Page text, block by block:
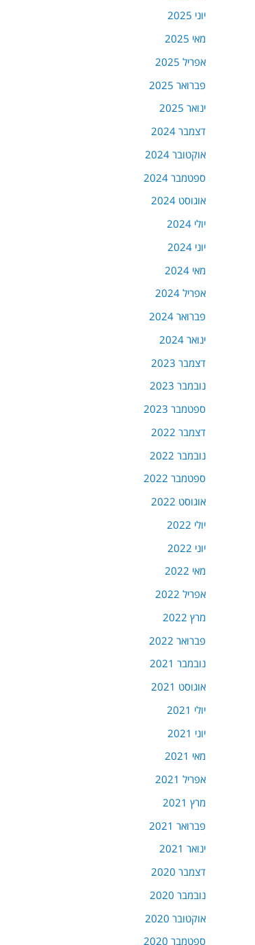
יוני 2025
מאי 2025
אפריל 2025
פברואר 2025
ינואר 2025
דצמבר 2024
אוקטובר 2024
ספטמבר 2024
אוגוסט 2024
יולי 2024
יוני 2024
מאי 2024
אפריל 2024
פברואר 2024
ינואר 2024
דצמבר 2023
נובמבר 2023
ספטמבר 2023
דצמבר 2022
נובמבר 2022
ספטמבר 2022
אוגוסט 2022
יולי 2022
יוני 2022
מאי 2022
אפריל 2022
מרץ 2022
פברואר 2022
נובמבר 2021
אוגוסט 2021
יולי 2021
יוני 2021
מאי 2021
אפריל 2021
מרץ 2021
פברואר 2021
ינואר 2021
דצמבר 2020
נובמבר 2020
אוקטובר 2020
ספטמבר 2020